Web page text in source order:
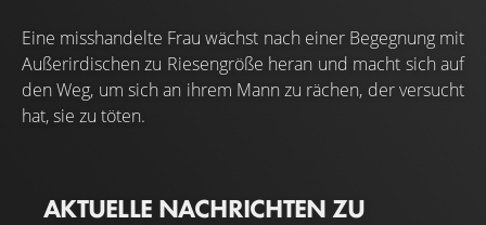
Eine misshandelte Frau wächst nach einer Begegnung mit
Außerirdischen zu Riesengröße heran und macht sich auf
den Weg, um sich an ihrem Mann zu rächen, der versucht
hat, sie zu töten.
AKTUELLE NACHRICHTEN ZU